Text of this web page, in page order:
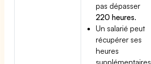
pas dépasser
220 heures.
Un salarié peut
récupérer ses
heures
supplémentaires